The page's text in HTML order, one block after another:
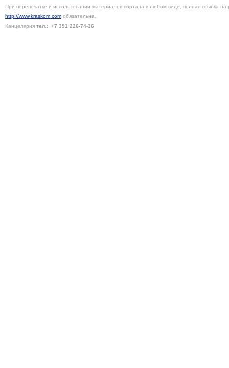
При перепечатке и использовании материалов портала в любом виде, полная ссылка на
http://www.kraskom.com обязательна.
Канцелярия тел.: +7 391 226-74-36